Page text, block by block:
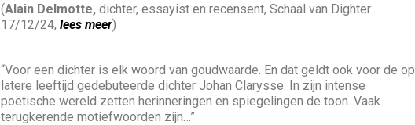
(Alain Delmotte, dichter, essayist en recensent, Schaal van Dighter
17/12/24, lees meer)
“Voor een dichter is elk woord van goudwaarde. En dat geldt ook voor de op
latere leeftijd gedebuteerde dichter Johan Clarysse. In zijn intense
poëtische wereld zetten herinneringen en spiegelingen de toon. Vaak
terugkerende motiefwoorden zijn…”